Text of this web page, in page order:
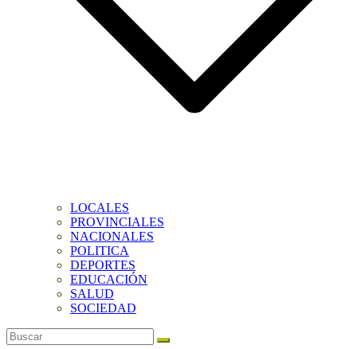
LOCALES
PROVINCIALES
NACIONALES
POLITICA
DEPORTES
EDUCACIÓN
SALUD
SOCIEDAD